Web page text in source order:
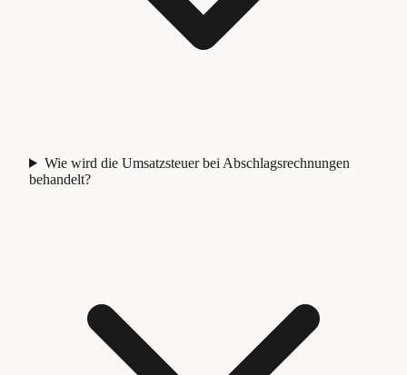
Wie wird die Umsatzsteuer bei Abschlagsrechnungen
behandelt?